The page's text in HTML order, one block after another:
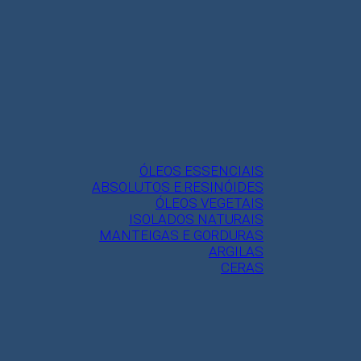
ÓLEOS ESSENCIAIS
ABSOLUTOS E RESINÓIDES
ÓLEOS VEGETAIS
ISOLADOS NATURAIS
MANTEIGAS E GORDURAS
ARGILAS
CERAS